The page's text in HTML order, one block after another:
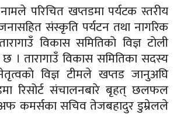
परिचित खप्तडमा पर्यटक स्तरीय
संस्कृति पर्यटन तथा नागरिक
विकास समितिकाे विज्ञ टाेली
। तारागाउँ विकास समितिका सदस्य
विज्ञ टीमले खप्तड जानुअघि
रिसोर्ट संचालनबारे बृहत् छलफल
कमर्सका सचिव तेजबहादुर डुम्रेलले